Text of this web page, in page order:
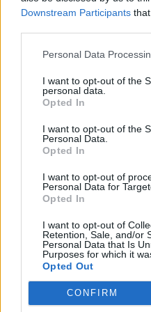
Downstream Participants
Personal Data
I want to opt-out of the
personal data.
Opted In
I want to opt-out of the
Personal Data.
Opted In
I want to opt-out of
Personal Data for
Opted In
I want to opt-out of
Retention, Sale, and/or
Personal Data that Is
Purposes for which it
Opted Out
CONFIRM
σε 843 μέσα ενημέρωσης-
πρόγραμμα ενίσχυσης του
IAB Hellas: Νέα Διοικούσα
Πρόεδρος ο Γαληνός Γιαγλής
την κορυφή της
αποδοτικότητας
Το FIAT 500 Hybrid τώρα από